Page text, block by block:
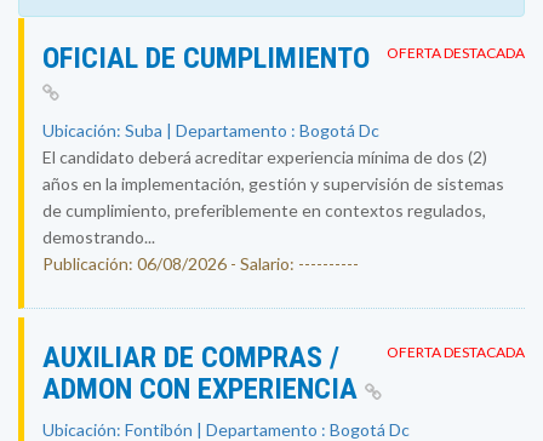
OFERTA DESTACADA
OFICIAL DE CUMPLIMIENTO
Ubicación: Suba | Departamento : Bogotá Dc
El candidato deberá acreditar experiencia mínima de dos (2)
años en la implementación, gestión y supervisión de sistemas
de cumplimiento, preferiblemente en contextos regulados,
demostrando...
Publicación: 06/08/2026 - Salario: ----------
OFERTA DESTACADA
AUXILIAR DE COMPRAS /
ADMON CON EXPERIENCIA
Ubicación: Fontibón | Departamento : Bogotá Dc